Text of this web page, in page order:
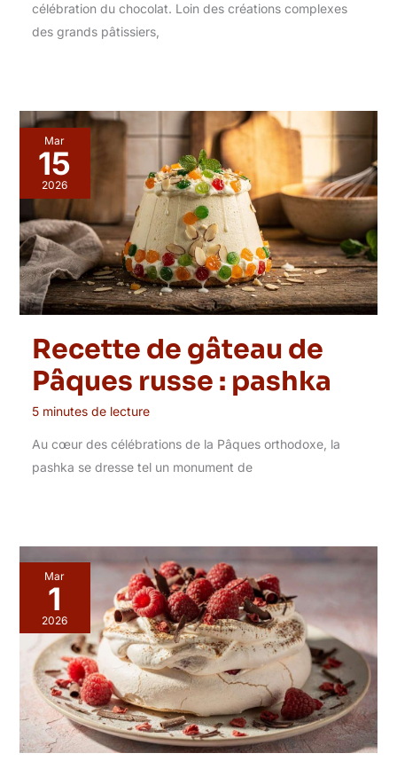
célébration du chocolat. Loin des créations complexes
des grands pâtissiers,
Mar
15
2026
Recette de gâteau de
Pâques russe : pashka
5 minutes de lecture
Au cœur des célébrations de la Pâques orthodoxe, la
pashka se dresse tel un monument de
Mar
1
2026